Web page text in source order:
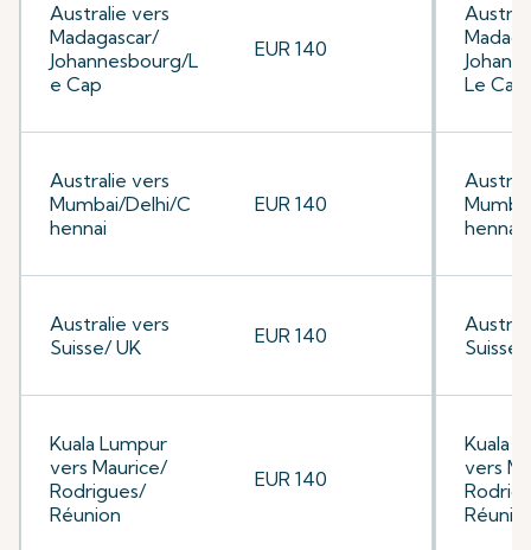
Australie vers
Madagascar/
Johannesbourg/L
e Cap
EUR 140
Australie vers
Mumbai/Delhi/C
hennai
EUR 140
Australie vers
Suisse/ UK
EUR 140
Kuala Lumpur
vers Maurice/
Rodrigues/
Réunion
EUR 140
Le Cap
hennai
Suisse/
Kuala
vers